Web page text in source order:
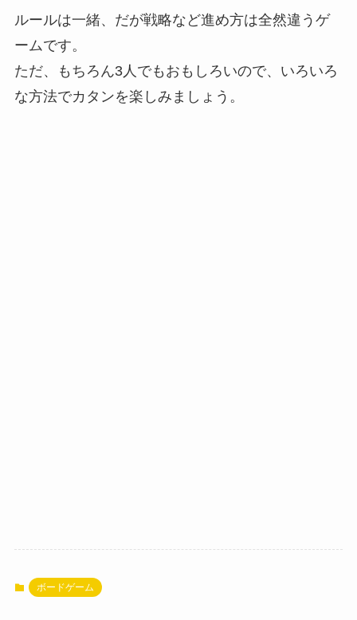
ルールは一緒、だが戦略など進め方は全然違うゲ
ームです。
ただ、もちろん3人でもおもしろいので、いろいろ
な方法でカタンを楽しみましょう。
ボードゲーム